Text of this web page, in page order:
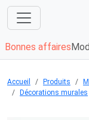
Bonnes affaires
Accueil Produits
Décorations murales